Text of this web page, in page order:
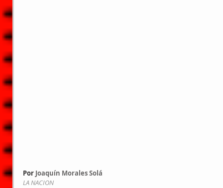
Por Joaquín Morales Solá
LA NACION